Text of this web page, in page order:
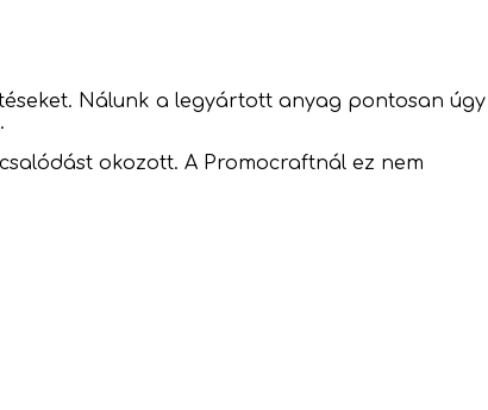
Nálunk a legyártott anyag pontosan úgy
okozott. A Promocraftnál ez nem